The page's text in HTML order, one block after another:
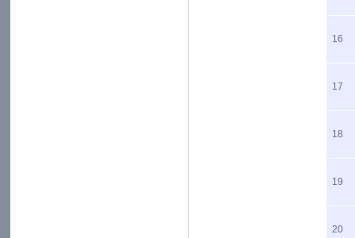
16
17
18
19
20